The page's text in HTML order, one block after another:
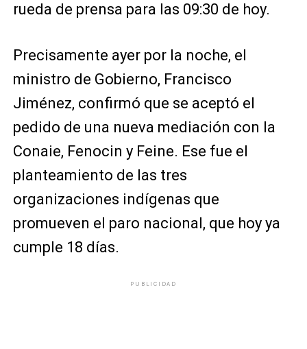
rueda de prensa para las 09:30 de hoy.
Precisamente ayer por la noche, el
ministro de Gobierno, Francisco
Jiménez, confirmó que se aceptó el
pedido de una nueva mediación con la
Conaie, Fenocin y Feine. Ese fue el
planteamiento de las tres
organizaciones indígenas que
promueven el paro nacional, que hoy ya
cumple 18 días.
PUBLICIDAD